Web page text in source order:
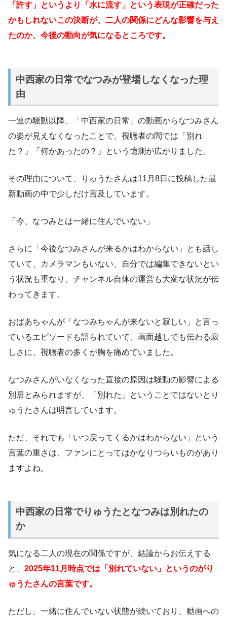
「許す」というより「水に流す」という表現が正確だった
かもしれないこの決断が、二人の関係にどんな影響を与え
たのか、今後の動向が気になるところです。
中西家の日常でなつみが登場しなくなった理
由
一連の騒動以降、「中西家の日常」の動画からなつみさん
の姿が見えなくなったことで、視聴者の間では「別れ
た？」「何かあったの？」という憶測が広がりました。
その理由について、りゅうたさんは11月8日に投稿した最
新動画の中で少しだけ言及しています。
「今、なつみとは一緒に住んでいない」
さらに「今後なつみさんが来るかはわからない」とも話し
ていて、カメラマンもいない、自分では編集できないとい
う状況も重なり、チャンネル自体の運営も大変な状況が伝
わってきます。
おばあちゃんが「なつみちゃんが来ないと寂しい」と言っ
ているエピソードも語られていて、画面越しでも伝わる寂
しさに、視聴者の多くが胸を痛めていました。
なつみさんがいなくなった直接の原因は騒動の影響による
別居とみられますが、「別れた」ということではないとり
ゅうたさんは明言しています。
ただ、それでも「いつ戻ってくるかはわからない」という
言葉の重さは、ファンにとってはかなりつらいものがあり
ますよね。
中西家の日常でりゅうたとなつみは別れたの
か
気になる二人の現在の関係ですが、結論からお伝えする
と、 2025年11月時点では「別れていない」というのがり
ゅうたさんの言葉です。
ただし、一緒に住んでいない状態が続いており、動画への